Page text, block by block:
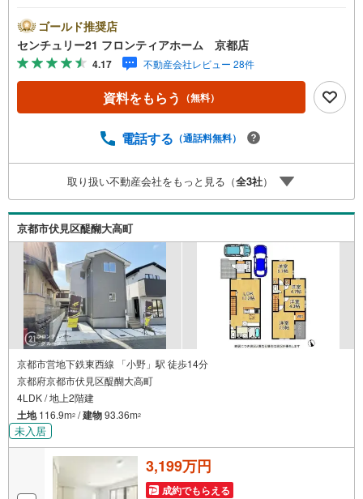
光で明るい空間です 特徴・浴室暖房乾燥機がついて雨の日
にも心強い設備です。・キッチンには食器洗浄乾燥機がつ
いて家事の負担を減らせます。・スーパーまで徒歩10分圏
内でお買い物にも気軽な距離です。 立地・羽束師小学校ま
で徒歩約14分・神川中学校まで徒歩約11分 弊社が選ばれる
理由 1.お金の扱い方のプロ、ファイナンシャルプランナー
却専門チームあり！3.たくさんの銀行と繋がりがあるた
プランナーがご提案！5.定期的にご連絡を繋ぎ、有事の際
に迅速にサポートいたします弊社は専門家同士が連携をと
っているため、より多くの知見がございます。お気軽にお
問合せください！
ゴールド推奨店
センチュリー21 フロンティアホーム 京都店
4.17 不動産会社レビュー 28件
資料をもらう （無料）
電話する （通話料無料）
取り扱い不動産会社をもっと見る（全3社）
京都市伏見区醍醐大高町
京都市営地下鉄東西線 「小野」駅 徒歩14分
京都府京都市伏見区醍醐大高町
4LDK / 地上2階建
土地116.9m2 /建物93.36m2
未入居
3,199万円
成約でもらえる